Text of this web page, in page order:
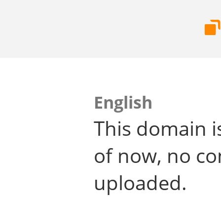
English
This domain
of now, no
uploaded.